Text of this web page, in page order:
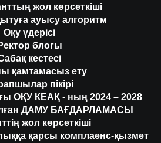
жол көрсеткіші
ауысу алгоритм
Оқу үдерісі
блогы
кестесі
қамтамасыз ету
пікірі
ОҚУ КЕАҚ - ның 2024 – 2028
ДАМУ БАҒДАРЛАМАСЫ
жол көрсеткіші
қарсы комплаенс-қызмет